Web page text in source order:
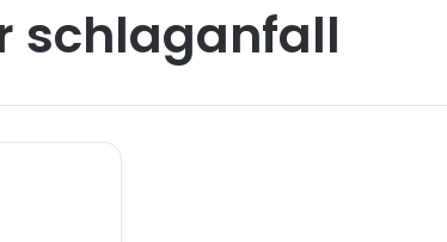
schlaganfall